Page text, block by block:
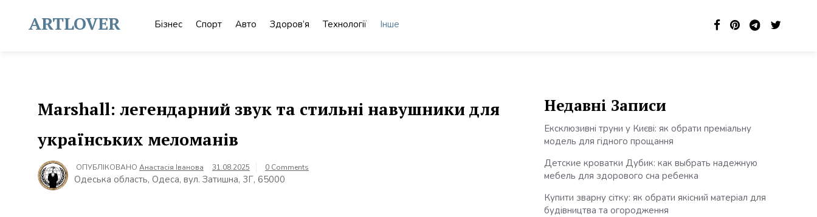
contentARTLOVER Бізнес Спорт Авто Здоров’я Технології Інше
Marshall: легендарний звук та стильні навушники для
українських меломанів
ОПУБЛІКОВАНО Анастасія Іванова 31.08.2025 0 Comments
Одеська область, Одеса, вул. Затишна, 3Г, 65000
Недавні Записи
Ексклюзивні труни у Києві: як обрати преміальну
модель для гідного прощання
Детские кроватки Дубик: как выбрать надежную
мебель для здорового сна ребенка
Купити зварну сітку: як обрати якісний матеріал для
будівництва та огородження